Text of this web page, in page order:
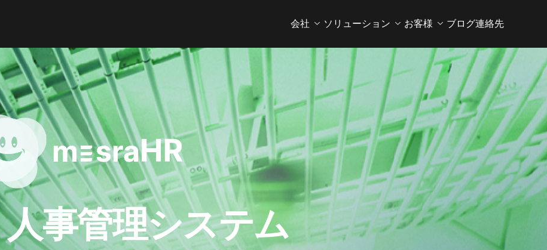
会社 ソリューション お客様 ブログ連絡先
人事管理システム